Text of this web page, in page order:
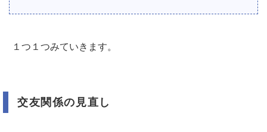
１つ１つみていきます。
交友関係の見直し